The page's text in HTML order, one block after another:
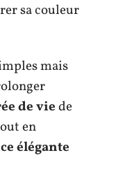
sa couleur
mais
de viede
en
élégante